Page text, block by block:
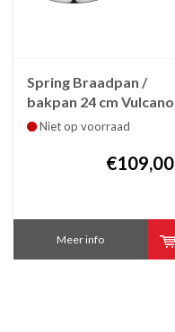
Spring Braadpan /
bakpan 24 cm Vulcano
Intense Pro
Niet op voorraad
€109,00
Meer info